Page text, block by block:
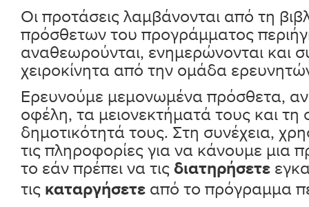
Οι προτάσεις λαμβάνονται από τη
πρόσθετων του προγράμματος
αναθεωρούνται, ενημερώνονται και
χειροκίνητα από την ομάδα
Ερευνούμε μεμονωμένα πρόσθετα,
οφέλη, τα μειονεκτήματά τους και τη
δημοτικότητά τους. Στη συνέχεια,
τις πληροφορίες για να κάνουμε μια
το εάν πρέπει να τις διατηρήσετε
τις καταργήσετε από το πρόγραμμα